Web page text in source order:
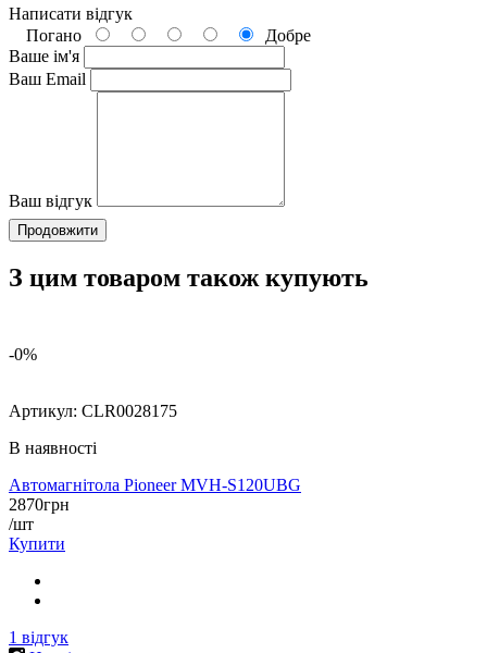
Написати відгук
Погано
Добре
Ваше ім'я
Ваш Email
Ваш відгук
Продовжити
З цим товаром також купують
-0%
Артикул: CLR0028175
В наявності
Автомагнітола Pioneer MVH-S120UBG
2870грн
/шт
Купити
1 відгук